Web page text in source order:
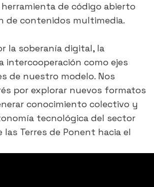
herramienta de código abierto
de contenidos multimedia.
la soberanía digital, la
intercooperación como ejes
de nuestro modelo. Nos
por explorar nuevos formatos
conocimiento colectivo y
tecnológica del sector
Terres de Ponent hacia el